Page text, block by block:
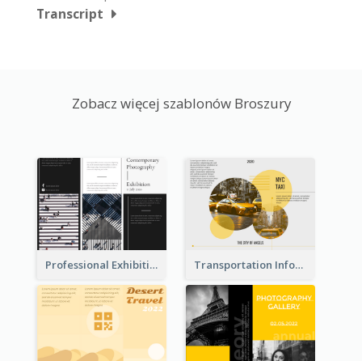
Transcript
Zobacz więcej szablonów Broszury
Professional Exhibition Event Tri Fold Brochure Transportation Information Tri Fold Brochure